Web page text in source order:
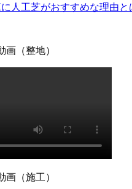
刈り機を動かしたりする
って、お庭を「維持する
案いたします。
に遊べる専用ドッグランが
人工芝がおすすめな理由
画（整地）
画（施工）